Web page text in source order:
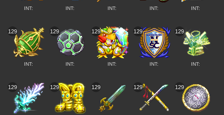
INT: INT: INT: INT: INT:
129
INT:
129
INT:
129
INT:
129
INT:
129
INT:
129 129 129 129 129